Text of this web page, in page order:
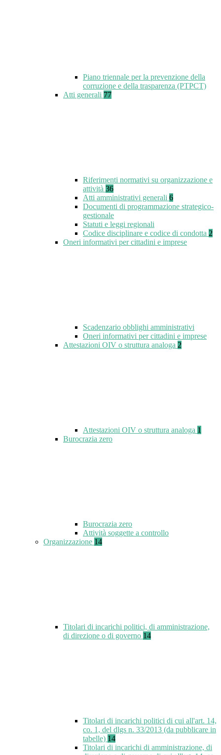
Piano triennale per la prevenzione della
corruzione e della trasparenza (PTPCT)
Atti generali 77
Riferimenti normativi su organizzazione e
attività 36
Atti amministrativi generali 6
Documenti di programmazione strategico-
gestionale
Statuti e leggi regionali
Codice disciplinare e codice di condotta 2
Oneri informativi per cittadini e imprese
Scadenzario obblighi amministrativi
Oneri informativi per cittadini e imprese
Attestazioni OIV o struttura analoga 2
Attestazioni OIV o struttura analoga 1
Burocrazia zero
Burocrazia zero
Attività soggette a controllo
Organizzazione 14
Titolari di incarichi politici, di amministrazione,
di direzione o di governo 14
Titolari di incarichi politici di cui all'art. 14,
co. 1, del dlgs n. 33/2013 (da pubblicare in
tabelle) 14
Titolari di incarichi di amministrazione, di